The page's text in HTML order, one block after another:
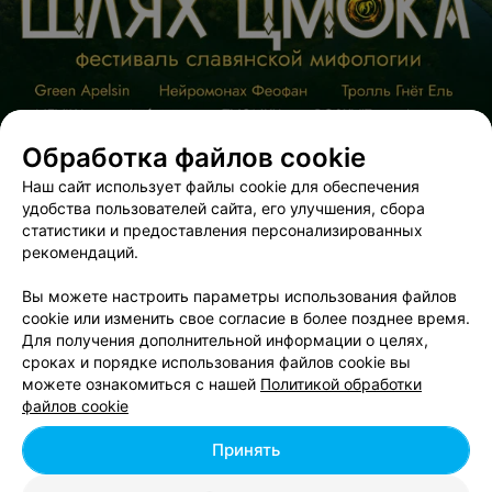
мы точно не будем ездить с Губернией!
ЭФФЕКТИВНАЯ РЕКЛАМА НА САЙТЕ
Добавить компанию
Обработка файлов cookie
Наш сайт использует файлы cookie для обеспечения
удобства пользователей сайта, его улучшения, сбора
статистики и предоставления персонализированных
рекомендаций.
Вы можете настроить параметры использования файлов
cookie или изменить свое согласие в более позднее время.
Для получения дополнительной информации о целях,
сроках и порядке использования файлов cookie вы
можете ознакомиться с нашей Политикой обработки
файлов cookie
Принять